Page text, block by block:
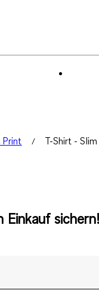
Print T-Shirt -
sichern!